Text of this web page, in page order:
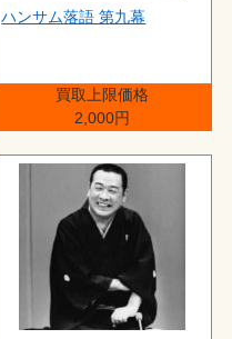
ハンサム落語 第九幕
買取上限価格
2,000円